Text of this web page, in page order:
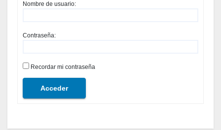
Nombre de usuario:
Contraseña:
Recordar mi contraseña
Acceder